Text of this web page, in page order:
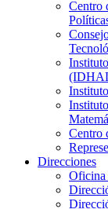
Centro
Centro
Direcciones
Oficina